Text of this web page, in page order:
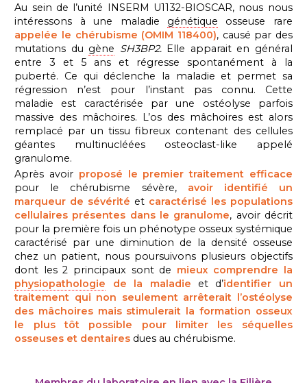
Au sein de l’unité INSERM U1132-BIOSCAR, nous nous
intéressons à une maladie génétique osseuse rare
appelée le chérubisme (OMIM 118400), causé par des
mutations du gène SH3BP2. Elle apparait en général
entre 3 et 5 ans et régresse spontanément à la
puberté. Ce qui déclenche la maladie et permet sa
régression n’est pour l’instant pas connu. Cette
maladie est caractérisée par une ostéolyse parfois
massive des mâchoires. L’os des mâchoires est alors
remplacé par un tissu fibreux contenant des cellules
géantes multinucléées osteoclast-like appelé
granulome.
Après avoir proposé le premier traitement efficace
pour le chérubisme sévère, avoir identifié un
marqueur de sévérité et caractérisé les populations
cellulaires présentes dans le granulome, avoir décrit
pour la première fois un phénotype osseux systémique
caractérisé par une diminution de la densité osseuse
chez un patient, nous poursuivons plusieurs objectifs
dont les 2 principaux sont de mieux comprendre la
physiopathologie de la maladie et d’identifier un
traitement qui non seulement arrêterait l’ostéolyse
des mâchoires mais stimulerait la formation osseux
le plus tôt possible pour limiter les séquelles
osseuses et dentaires dues au chérubisme.